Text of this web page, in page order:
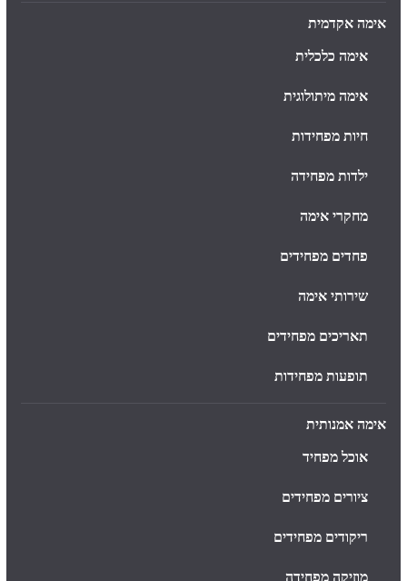
אימה אקדמית
אימה כלכלית
אימה מיתולוגית
חיות מפחידות
ילדות מפחידה
מחקרי אימה
פחדים מפחידים
שירותי אימה
תאריכים מפחידים
תופעות מפחידות
אימה אמנותית
אוכל מפחיד
ציורים מפחידים
ריקודים מפחידים
מוזיקה מפחידה